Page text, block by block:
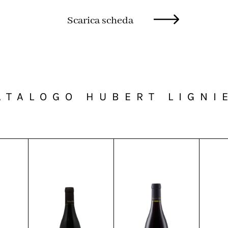
Scarica scheda
HUBERT